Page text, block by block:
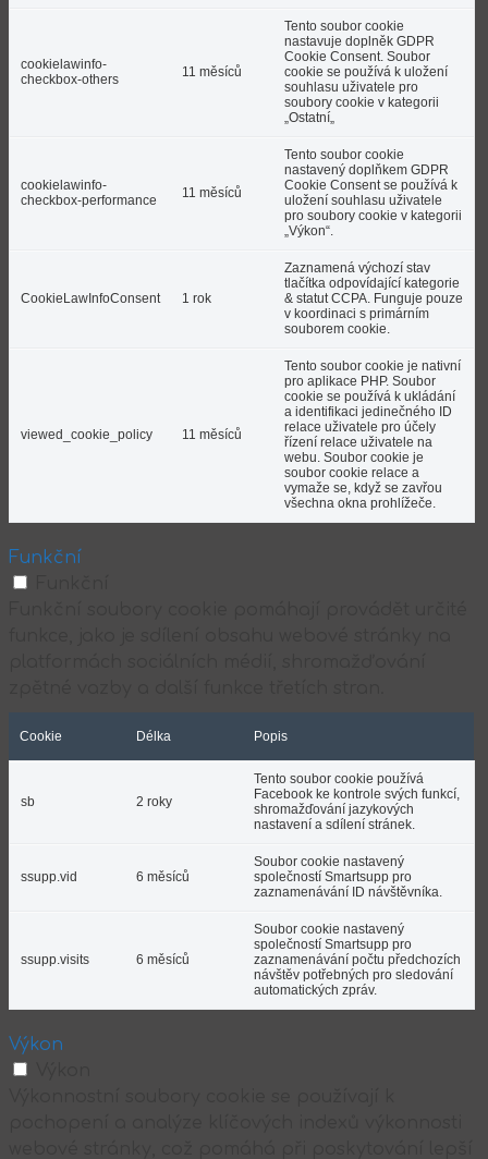
cookielawinfo-
checkbox-others
11 měsíců
Tento soubor cookie
nastavuje doplněk GDPR
Cookie Consent. Soubor
cookie se používá k uložení
souhlasu uživatele pro
soubory cookie v kategorii
„Ostatní„
cookielawinfo-
checkbox-performance
11 měsíců
Tento soubor cookie
nastavený doplňkem GDPR
Cookie Consent se používá k
uložení souhlasu uživatele
pro soubory cookie v kategorii
„Výkon“.
CookieLawInfoConsent 1 rok
Zaznamená výchozí stav
tlačítka odpovídající kategorie
& statut CCPA. Funguje pouze
v koordinaci s primárním
souborem cookie.
viewed_cookie_policy 11 měsíců
Tento soubor cookie je nativní
pro aplikace PHP. Soubor
cookie se používá k ukládání
a identifikaci jedinečného ID
relace uživatele pro účely
řízení relace uživatele na
webu. Soubor cookie je
soubor cookie relace a
vymaže se, když se zavřou
všechna okna prohlížeče.
Funkční
Cookie Délka Popis
sb 2 roky
Tento soubor cookie používá
Facebook ke kontrole svých funkcí,
shromažďování jazykových
nastavení a sdílení stránek.
ssupp.vid 6 měsíců
Soubor cookie nastavený
společností Smartsupp pro
zaznamenávání ID návštěvníka.
ssupp.visits 6 měsíců
Soubor cookie nastavený
společností Smartsupp pro
zaznamenávání počtu předchozích
návštěv potřebných pro sledování
automatických zpráv.
Výkon